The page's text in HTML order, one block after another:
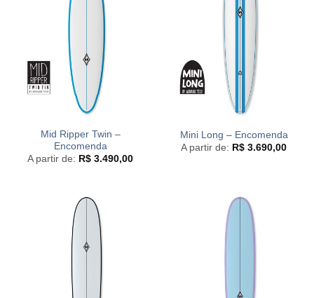
Mid Ripper Twin –
Encomenda
A partir de: R$ 3.490,00
Mini Long – Encomenda
A partir de: R$ 3.690,00